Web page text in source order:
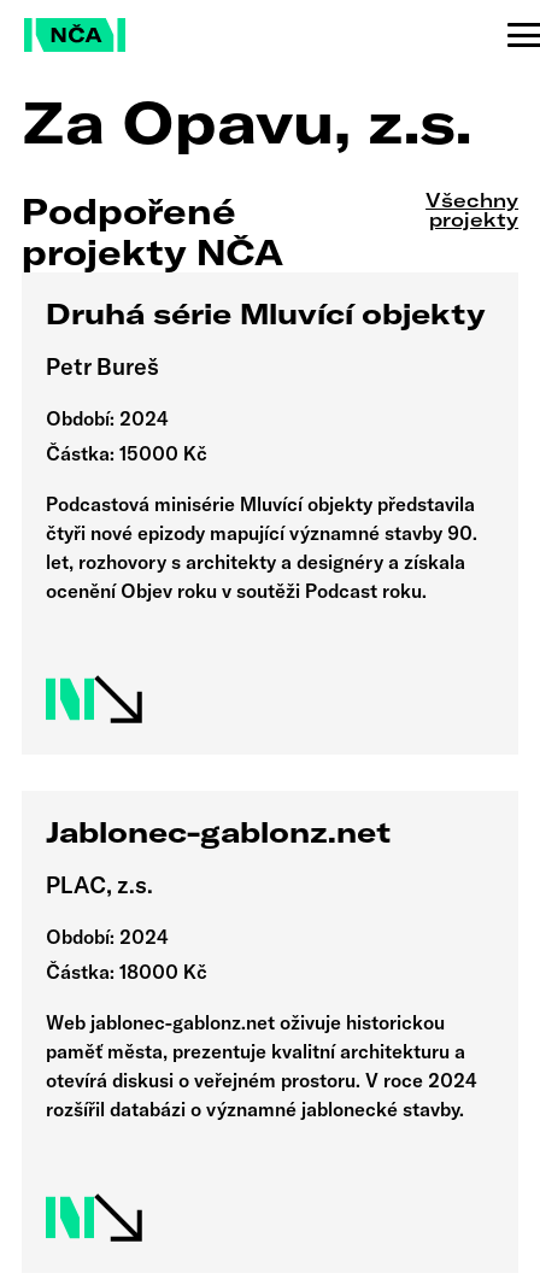
Za Opavu, z.s.
Podpořené
projekty NČA
Všechny
projekty
Druhá série Mluvící objekty
Petr Bureš
Období: 2024
Částka: 15000 Kč
Podcastová minisérie Mluvící objekty představila
čtyři nové epizody mapující významné stavby 90.
let, rozhovory s architekty a designéry a získala
ocenění Objev roku v soutěži Podcast roku.
Jablonec-gablonz.net
PLAC, z.s.
Období: 2024
Částka: 18000 Kč
Web jablonec-gablonz.net oživuje historickou
paměť města, prezentuje kvalitní architekturu a
otevírá diskusi o veřejném prostoru. V roce 2024
rozšířil databázi o významné jablonecké stavby.